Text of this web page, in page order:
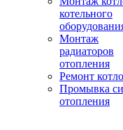
котельного
Монтаж
радиаторов
отопления
Ремонт
Промывка
отопления